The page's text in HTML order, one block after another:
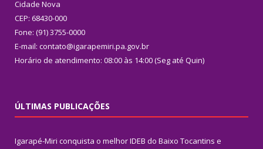
Cidade Nova
CEP: 68430-000
Fone: (91) 3755-0000
E-mail: contato@igarapemiri.pa.gov.br
Horário de atendimento: 08:00 às 14:00 (Seg até Quin)
ÚLTIMAS PUBLICAÇÕES
Igarapé-Miri conquista o melhor IDEB do Baixo Tocantins e